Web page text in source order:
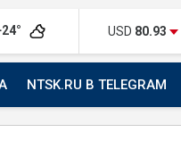
USD 80.93
NTSK.RU В TELEGRAM